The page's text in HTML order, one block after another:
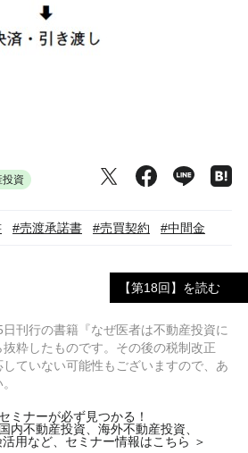
投資
#売渡承諾書 #売買契約 #中間金
【第18回】を読む
刊行の書籍『なぜ医者は不動産投資に
粋したものです。その後の税制改正
ていない可能性もございますので、あ
ミナーが必ず見つかる！
内不動産投資、海外不動産投資、
用など、セミナー情報はこちら ＞